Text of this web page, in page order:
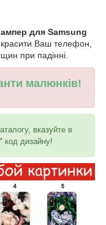
для Samsung
Ваш телефон,
при падінні.
малюнків!
вказуйте в
код дизайну!